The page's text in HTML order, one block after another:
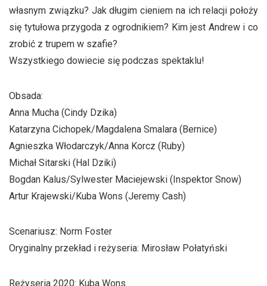
własnym związku? Jak długim cieniem na ich relacji położy
się tytułowa przygoda z ogrodnikiem? Kim jest Andrew i co
zrobić z trupem w szafie?
Wszystkiego dowiecie się podczas spektaklu!
Obsada:
Anna Mucha (Cindy Dzika)
Katarzyna Cichopek/Magdalena Smalara (Bernice)
Agnieszka Włodarczyk/Anna Korcz (Ruby)
Michał Sitarski (Hal Dziki)
Bogdan Kalus/Sylwester Maciejewski (Inspektor Snow)
Artur Krajewski/Kuba Wons (Jeremy Cash)
Scenariusz: Norm Foster
Oryginalny przekład i reżyseria: Mirosław Połatyński
Reżyseria 2020: Kuba Wons